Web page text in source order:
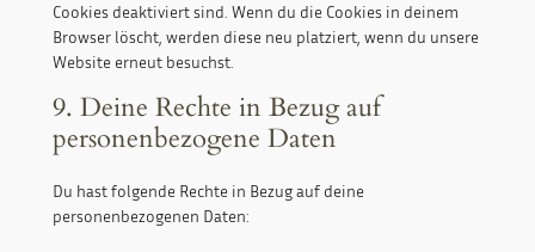
Cookies deaktiviert sind. Wenn du die Cookies in deinem
Browser löscht, werden diese neu platziert, wenn du unsere
Website erneut besuchst.
9. Deine Rechte in Bezug auf
personenbezogene Daten
Du hast folgende Rechte in Bezug auf deine
personenbezogenen Daten: